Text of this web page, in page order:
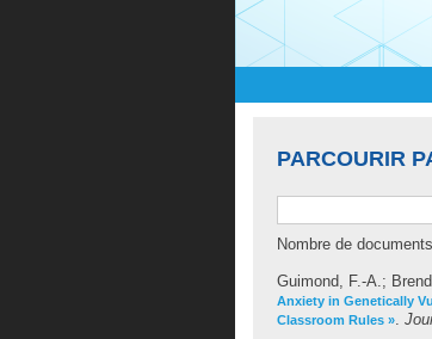
PARCOURIR
Nombre de
Guimond, F.-A.;
Anxiety in Genetically
Classroom Rules ».